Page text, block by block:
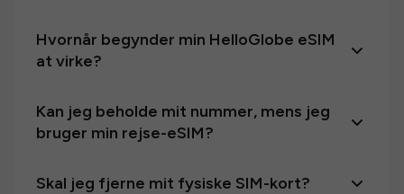
Hvornår begynder min HelloGlobe eSIM
at virke?
Kan jeg beholde mit nummer, mens jeg
bruger min rejse-eSIM?
Skal jeg fjerne mit fysiske SIM-kort?